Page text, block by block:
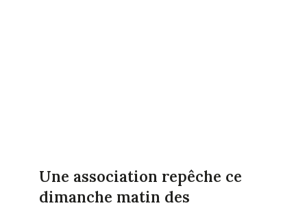
Une association repêche ce
dimanche matin des